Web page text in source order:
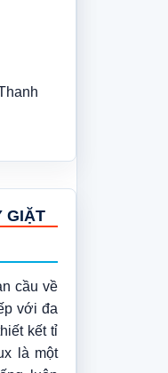
GIẶT
cầu về
với đa
kết tỉ
là một